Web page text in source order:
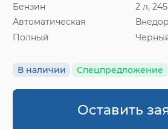
Бензин
2 л,
Автоматическая
Полный
В наличии Спецпредложение
Оставить